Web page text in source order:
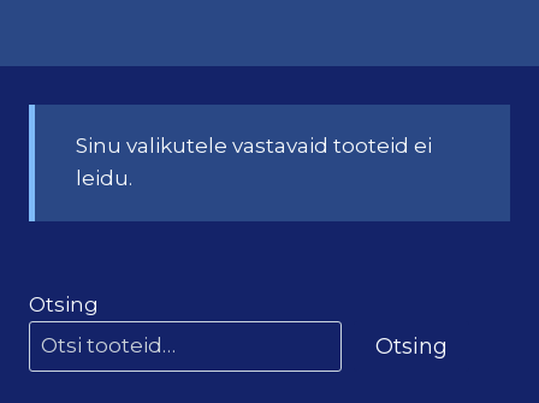
Sinu valikutele vastavaid tooteid ei
leidu.
Otsing
Otsing